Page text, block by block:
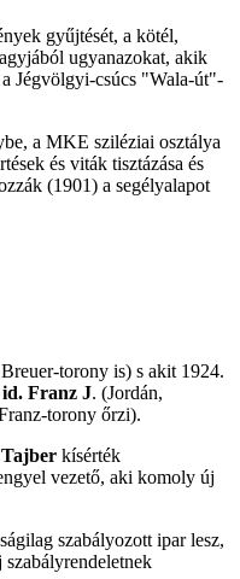
gyűjtését, a kötél,
ugyanazokat, akik
a Jégvölgyi-csúcs "Wala-út"-
a MKE sziléziai osztálya
és viták tisztázása és
(1901) a segélyalapot
torony is) s akit 1924.
id. Franz J. (Jordán,
torony őrzi).
kísérték
vezető, aki komoly új
szabályozott ipar lesz,
szabályrendeletnek